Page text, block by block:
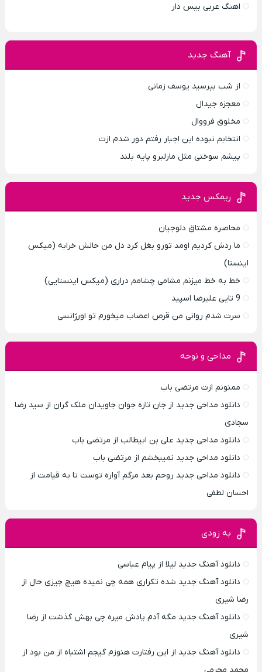
اهنگ عربی بیس دار
آهنگ جدید
از شب بپرسید یوسف زمانی
معجزه جیدال
مخلوق فرووال
انتخابم نبوده این اجبار رفتم دور شدم ازت
پیشم سوختی مثل مارلبرو پایه بلند
ریمکس جدید
محاصره مشتاق دلوجیان
ما ردش کردیم اومد تورو بغل کرد دل من حالش خرابه (میکس
اینستا)
خط به خط میزنم مشامی چشامم دراری (میکس اینستایی)
9 تایی علیرضا اسپید
سرت شدم روانی من قرص اعصاب میخورم تو اورژانسی
مداحی و نوحه
ممنونم ازت مرتضی باب
دانلود مداحی جدید از جان تازه جوان جاویدان ملک گران از سید رضا
سجادی
دانلود مداحی جدید علی بن ابیطالب از مرتضی باب
دانلود مداحی جدید نمیبخشم از مرتضی باب
دانلود مداحی جدید روحم بعد مرگم آواره توست تا به قیامت از
احسان لطفی
به زودی
دانلود آهنگ جدید لیلا از پیام عباسی
دانلود آهنگ جدید شده تکراری همه چی نمیده هیچ چیزی حال از
رضا شیری
دانلود آهنگ جدید مگه آدم یادش میره چی بهش گذشت از رضا
شیری
دانلود آهنگ جدید از این رفتارت هنوزم گیجم اشتباه از من بود از